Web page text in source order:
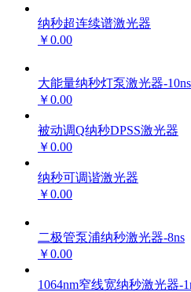
纳秒超连续谱激光器
￥0.00
大能量纳秒灯泵激光器-10ns
￥0.00
被动调Q纳秒DPSS激光器
￥0.00
纳秒可调谐激光器
￥0.00
二极管泵浦纳秒激光器-8ns
￥0.00
1064nm窄线宽纳秒激光器-